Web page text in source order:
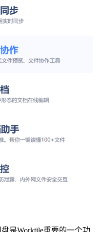
是Worktile重要的一个功